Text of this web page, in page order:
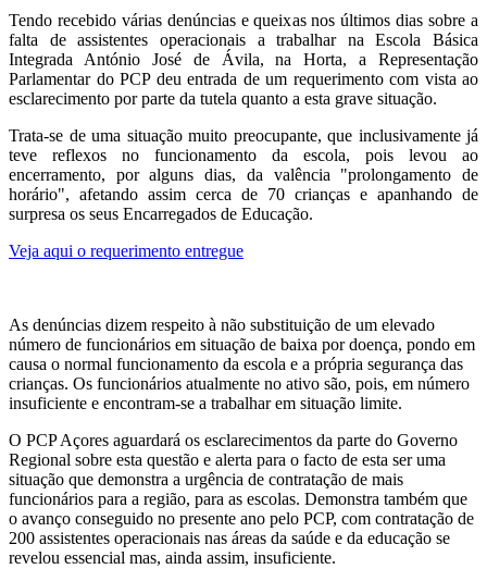
Tendo recebido várias denúncias e queixas nos últimos dias sobre a
falta de assistentes operacionais a trabalhar na Escola Básica
Integrada António José de Ávila, na Horta, a Representação
Parlamentar do PCP deu entrada de um requerimento com vista ao
esclarecimento por parte da tutela quanto a esta grave situação.
Trata-se de uma situação muito preocupante, que inclusivamente já
teve reflexos no funcionamento da escola, pois levou ao
encerramento, por alguns dias, da valência "prolongamento de
horário", afetando assim cerca de 70 crianças e apanhando de
surpresa os seus Encarregados de Educação.
Veja aqui o requerimento entregue
As denúncias dizem respeito à não substituição de um elevado
número de funcionários em situação de baixa por doença, pondo em
causa o normal funcionamento da escola e a própria segurança das
crianças. Os funcionários atualmente no ativo são, pois, em número
insuficiente e encontram-se a trabalhar em situação limite.
O PCP Açores aguardará os esclarecimentos da parte do Governo
Regional sobre esta questão e alerta para o facto de esta ser uma
situação que demonstra a urgência de contratação de mais
funcionários para a região, para as escolas. Demonstra também que
o avanço conseguido no presente ano pelo PCP, com contratação de
200 assistentes operacionais nas áreas da saúde e da educação se
revelou essencial mas, ainda assim, insuficiente.